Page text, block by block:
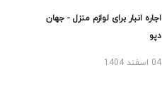
اجاره انبار برای لوازم منزل - جهان
دپو
04 اسفند 1404